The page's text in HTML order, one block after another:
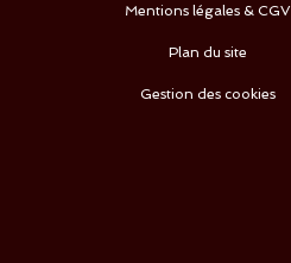
Mentions légales & CGV
Plan du site
Gestion des cookies